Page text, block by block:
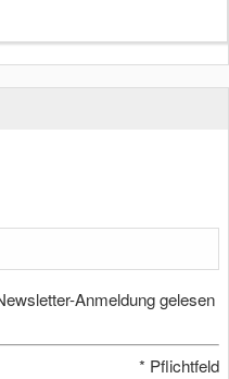
Anmeldung gelesen
* Pflichtfeld